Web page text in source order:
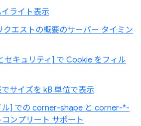
ライト表示
クエストの概要のサーバー タイミン
セキュリティ] で Cookie をフィル
サイズを kB 単位で表示
ル] での corner-shape と corner-*-
ンプリート サポート